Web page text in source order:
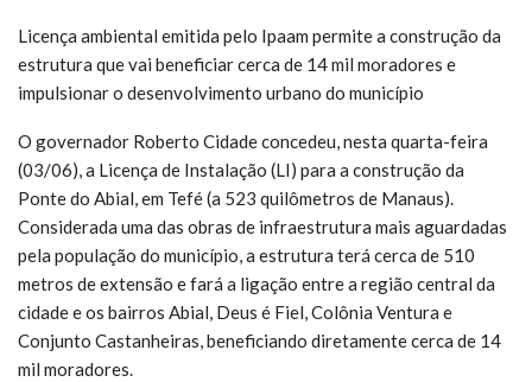
Licença ambiental emitida pelo Ipaam permite a construção da
estrutura que vai beneficiar cerca de 14 mil moradores e
impulsionar o desenvolvimento urbano do município
O governador Roberto Cidade concedeu, nesta quarta-feira
(03/06), a Licença de Instalação (LI) para a construção da
Ponte do Abial, em Tefé (a 523 quilômetros de Manaus).
Considerada uma das obras de infraestrutura mais aguardadas
pela população do município, a estrutura terá cerca de 510
metros de extensão e fará a ligação entre a região central da
cidade e os bairros Abial, Deus é Fiel, Colônia Ventura e
Conjunto Castanheiras, beneficiando diretamente cerca de 14
mil moradores.